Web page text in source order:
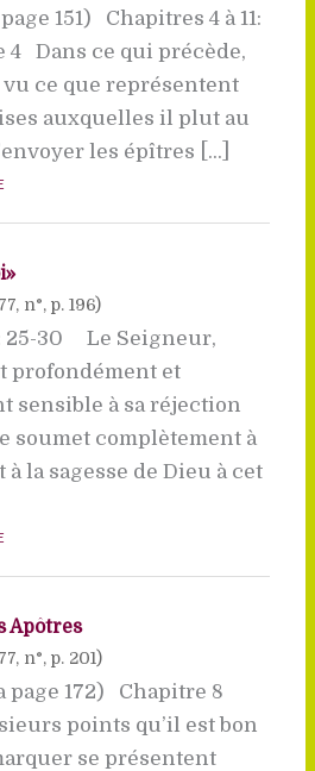
151) Chapitres 4 à 11:
4 Dans ce qui précède,
vu ce que représentent
auxquelles il plut au
les épîtres [...]
, n°, p. 196)
25-30 Le Seigneur,
profondément et
sensible à sa réjection
soumet complètement à
à la sagesse de Dieu à cet
Apôtres
, n°, p. 201)
page 172) Chapitre 8
points qu’il est bon
se présentent